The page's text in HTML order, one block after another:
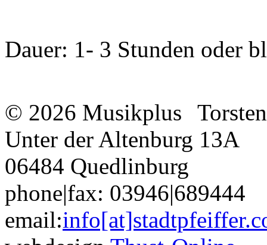
Dauer: 1- 3 Stunden oder
© 2026 Musikplus
Unter der Altenburg 13A
06484 Quedlinburg
phone|fax: 03946|689444
email: